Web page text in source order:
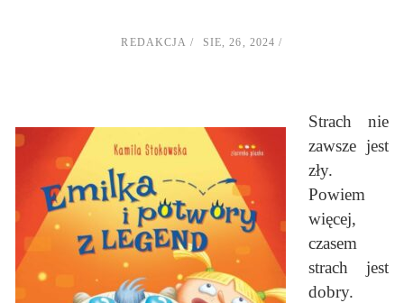
REDAKCJA SIE, 26, 2024
Strach nie
zawsze jest
zły.
Powiem
więcej,
czasem
strach jest
dobry.